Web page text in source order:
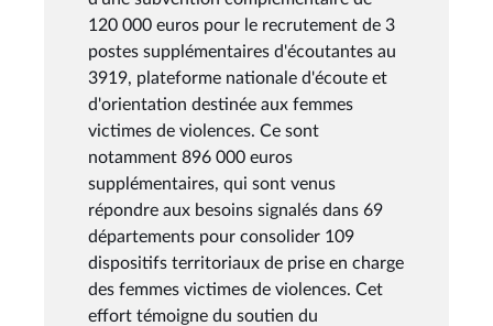
120 000 euros pour le recrutement de 3
postes supplémentaires d'écoutantes au
3919, plateforme nationale d'écoute et
d'orientation destinée aux femmes
victimes de violences. Ce sont
notamment 896 000 euros
supplémentaires, qui sont venus
répondre aux besoins signalés dans 69
départements pour consolider 109
dispositifs territoriaux de prise en charge
des femmes victimes de violences. Cet
effort témoigne du soutien du